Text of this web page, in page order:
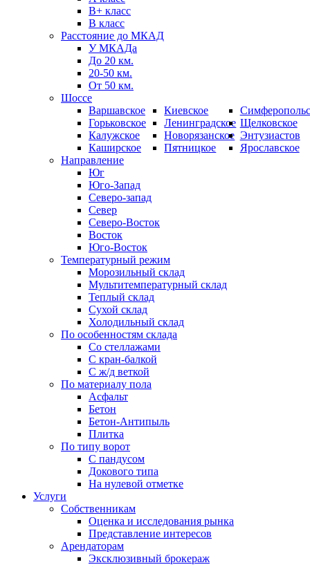
В+ класс
B класс
Расстояние до МКАД
У МКАДа
До 20 км.
20-50 км.
От 50 км.
Шоссе
Варшавское
Горьковское
Калужское
Каширское
Киевское
Ленинградское
Новорязанское
Пятницкое
Щелковское
Энтузиастов
Ярославское
Направление
Юг
Юго-Запад
Северо-запад
Север
Северо-Восток
Восток
Юго-Восток
Температурный режим
Морозильный склад
Мультитемпературный склад
Теплый склад
Сухой склад
Холодильный склад
По особенностям склада
Со стеллажами
С кран-балкой
С ж/д веткой
По материалу пола
Асфальт
Бетон
Бетон-Антипыль
Плитка
По типу ворот
С пандусом
Докового типа
На нулевой отметке
Услуги
Собственникам
Оценка и исследования рынка
Представление интересов
Арендаторам
Эксклюзивный брокераж